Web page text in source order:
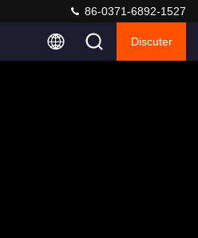
86-0371-6892-1527
Discuter